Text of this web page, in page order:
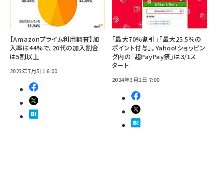
【Amazonプライム利用調査】加
入率は44%で、20代の加入割合
は5割以上
2023年7月5日 6:00
「最大70%割引」「最大25.5％の
ポイント付与」。Yahoo!ショッピン
グ内の「超PayPay祭」は3/1ス
タート
2024年3月1日 7:00